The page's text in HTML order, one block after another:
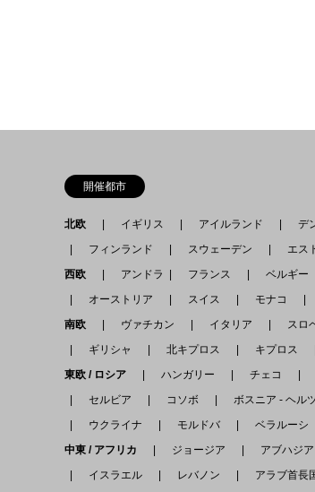
開催都市
北欧 イギリス アイルランド デ
フィンランド
スウェーデン エス
西欧
アンドラ フランス ベルギー
オーストリア
スイス モナコ
南欧
ヴァチカン イタリア スロ
ギリシャ
北キプロス キプロス
東欧 / ロシア
ハンガリー チェコ
セルビア
コソボ ボスニア - ヘル
ウクライナ
モルドバ ベラルーシ
中東 / アフリカ
ジョージア アブハジア
イスラエル
レバノン アラブ首長